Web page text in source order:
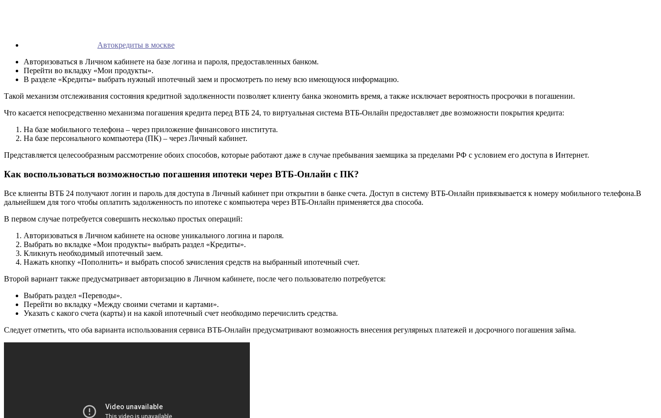
Автокредиты в москве
Авторизоваться в Личном кабинете на базе логина и пароля, предоставленных банком.
Перейти во вкладку «Мои продукты».
В разделе «Кредиты» выбрать нужный ипотечный заем и просмотреть по нему всю имеющуюся информацию.
Такой механизм отслеживания состояния кредитной задолженности позволяет клиенту банка экономить время, а также исключает вероятность просрочки в погашении.
Что касается непосредственно механизма погашения кредита перед ВТБ 24, то виртуальная система ВТБ-Онлайн предоставляет две возможности покрытия кредита:
На базе мобильного телефона – через приложение финансового института.
На базе персонального компьютера (ПК) – через Личный кабинет.
Представляется целесообразным рассмотрение обоих способов, которые работают даже в случае пребывания заемщика за пределами РФ с условием его доступа в Интернет.
Как воспользоваться возможностью погашения ипотеки через ВТБ-Онлайн с ПК?
Все клиенты ВТБ 24 получают логин и пароль для доступа в Личный кабинет при открытии в банке счета. Доступ в систему ВТБ-Онлайн привязывается к номеру мобильного телефона.В
дальнейшем для того чтобы оплатить задолженность по ипотеке с компьютера через ВТБ-Онлайн применяется два способа.
В первом случае потребуется совершить несколько простых операций:
Авторизоваться в Личном кабинете на основе уникального логина и пароля.
Выбрать во вкладке «Мои продукты» выбрать раздел «Кредиты».
Кликнуть необходимый ипотечный заем.
Нажать кнопку «Пополнить» и выбрать способ зачисления средств на выбранный ипотечный счет.
Второй вариант также предусматривает авторизацию в Личном кабинете, после чего пользователю потребуется:
Выбрать раздел «Переводы».
Перейти во вкладку «Между своими счетами и картами».
Указать с какого счета (карты) и на какой ипотечный счет необходимо перечислить средства.
Следует отметить, что оба варианта использования сервиса ВТБ-Онлайн предусматривают возможность внесения регулярных платежей и досрочного погашения займа.